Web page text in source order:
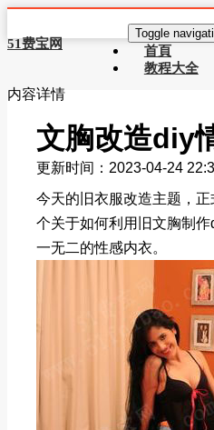
51费宝网
Toggle
首頁
教程大全
内容详情
文胸改造diy
更新时间：2023-04-24
今天的旧衣服改造主题，
个关于如何利用旧文胸制
一无二的性感内衣。